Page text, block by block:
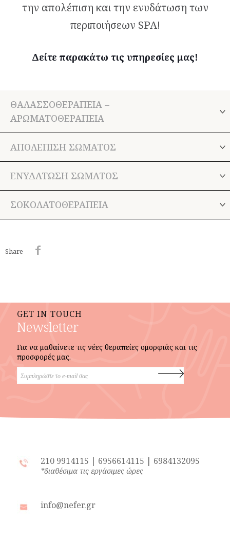
την απολέπιση και την ενυδάτωση των
περιποιήσεων SPA!
Δείτε παρακάτω τις υπηρεσίες μας!
ΘΑΛΑΣΣΟΘΕΡΑΠΕΙΑ –
ΑΡΩΜΑΤΟΘΕΡΑΠΕΙΑ
ΑΠΟΛΕΠΙΣΗ ΣΩΜΑΤΟΣ
ΕΝΥΔΑΤΩΣΗ ΣΩΜΑΤΟΣ
ΣΟΚΟΛΑΤΟΘΕΡΑΠΕΙΑ
Share
GET IN TOUCH
Newsletter
Για να μαθαίνετε τις νέες θεραπείες ομορφιάς και τις
προσφορές μας.
210 9914115 | 6956614115 | 6984132095
*διαθέσιμα τις εργάσιμες ώρες
info@nefer.gr